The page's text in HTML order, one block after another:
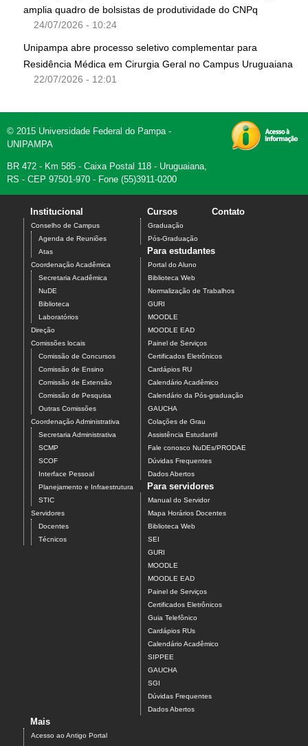
amplia quadro de bolsistas de produtividade do CNPq
24/07/2026 - 10:24
Unipampa abre processo seletivo complementar para
Residência Médica em Cirurgia Geral no Campus Uruguaiana
22/07/2026 - 12:01
© 2015 Universidade Federal do Pampa -
UNIPAMPA
BR 472 - Km 585 - Caixa Postal 118 - Uruguaiana,
RS - CEP 97501-970 - Fone (55)3911-0200
Institucional
Conselho de Campus
Agenda de Reuniões
Atas
Coordenação Acadêmica
Secretaria Acadêmica
NuDE
Biblioteca
Laboratórios
Direção
Comissões locais
Comissão de Concursos
Comissão de Ensino
Comissão de Extensão
Comissão de Pesquisa
Outras Comissões
Coordenação Administrativa
Secretaria Administrativa
SCMP
SCOF
Interface Pessoal
Planejamento e Infraestrutura
STIC
Servidores
Docentes
Técnicos
Cursos
Graduação
Pós-Graduação
Contato
Para estudantes
Portal do Aluno
Biblioteca Web
Normalização de Trabalhos
GURI
MOODLE
MOODLE EAD
Painel de Serviços
Certificados Eletrônicos
Cardápios RU
Calendário Acadêmico
Calendário da Pós-graduação
GAUCHA
Colações de Grau
Assistência Estudantil
Fale conosco NuDEs/PRODAE
Dúvidas Frequentes
Dados Abertos
Para servidores
Manual do Servidor
Mapa Horários Docentes
Biblioteca Web
SEI
GURI
MOODLE
MOODLE EAD
Painel de Serviços
Certificados Eletrônicos
Guia Telefônico
Cardápios RUs
Calendário Acadêmico
SIPPEE
GAUCHA
SGI
Dúvidas Frequentes
Dados Abertos
Mais
Acesso ao Antigo Portal